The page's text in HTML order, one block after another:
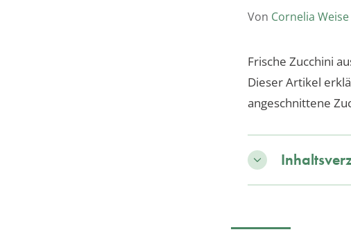
Von Cornelia Weise
Frische Zucchini
Dieser Artikel
angeschnittene